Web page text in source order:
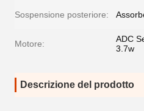
Sospensione posteriore:
Motore:
ADC
3.7w
Descrizione del prodotto